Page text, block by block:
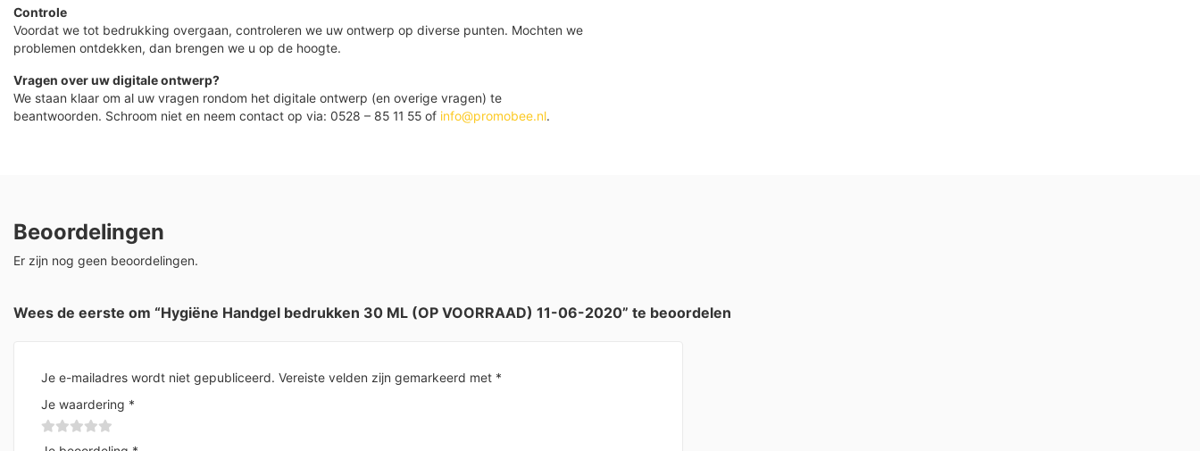
Controle
Voordat we tot bedrukking overgaan, controleren we uw ontwerp op diverse punten. Mochten we
problemen ontdekken, dan brengen we u op de hoogte.
Vragen over uw digitale ontwerp?
We staan klaar om al uw vragen rondom het digitale ontwerp (en overige vragen) te
beantwoorden. Schroom niet en neem contact op via: 0528 – 85 11 55 of info@promobee.nl.
Beoordelingen
Er zijn nog geen beoordelingen.
Wees de eerste om “Hygiëne Handgel bedrukken 30 ML (OP VOORRAAD) 11-06-2020” te beoordelen
Je e-mailadres wordt niet gepubliceerd. Vereiste velden zijn gemarkeerd met *
Je waardering *